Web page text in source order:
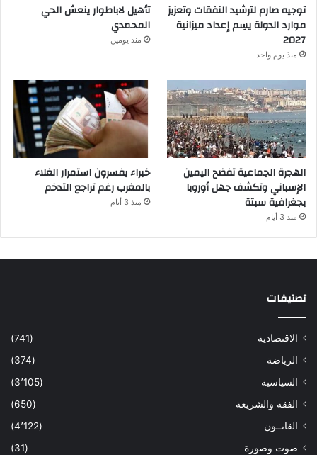
توجيه صارم لترشيد النفقات وتعزيز
موارد الدولة يسِم إعداد ميزانية
2027
منذ يوم واحد
تأهيل لاباطوار ينعش الحي
المحمدي
منذ يومين
الهجرة الجماعية تفضح اليمين
الإسباني وتكشف جهل أوروبا
بجغرافية سبتة
منذ 3 أيام
خبراء يفسرون استمرار الغلاء
بالمغرب رغم تراجع التدخم
منذ 3 أيام
تصنيفات
الاقتصادية
(741)
الرياضة
(374)
السياسية
(3٬105)
الفقه والشريعة
(650)
القانــون
(4٬122)
صوت وصورة
(31)